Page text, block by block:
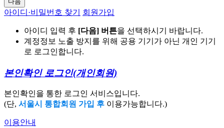
아이디·비밀번호 찾기 회원가입
아이디 입력 후 [다음] 버튼을 선택하시기 바랍니다.
계정정보 노출 방지를 위해 공용 기기가 아닌 개인 기기
로 로그인합니다.
본인확인 로그인(개인회원)
본인확인을 통한 로그인 서비스입니다.
(단, 서울시 통합회원 가입 후 이용가능합니다.)
이용안내